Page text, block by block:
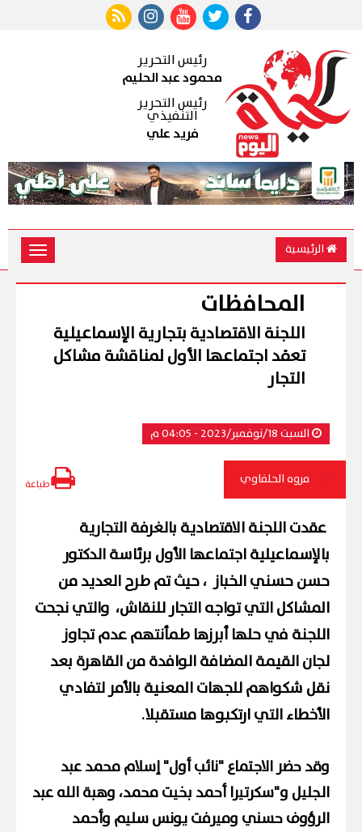
رئيس التحرير
محمود عبد الحليم
رئيس التحرير
التنفيذي
فريد علي
الرئيسية
Toggle
المحافظات
اللجنة الاقتصادية بتجارية الإسماعيلية
تعقد اجتماعها الأول لمناقشة مشاكل
التجار
السبت 18/نوفمبر/2023 - 04:05 م
مروه الحلفاوي طباعة
عقدت اللجنة الاقتصادية بالغرفة التجارية
بالإسماعيلية اجتماعها الأول برئاسة الدكتور
حسن حسني الخباز ، حيث تم طرح العديد من
المشاكل التي تواجه التجار للنقاش، والتي نجحت
اللجنة في حلها أبرزها طمأنتهم عدم تجاوز
لجان القيمة المضافة الوافدة من القاهرة بعد
نقل شكواهم للجهات المعنية بالأمر لتفادي
الأخطاء التي ارتكبوها مستقبلا.
وقد حضر الاجتماع "نائب أول" إسلام محمد عبد
الجليل و"سكرتيرا أحمد بخيت محمد، وهبة الله عبد
الرؤوف حسني وميرفت يونس سليم وأحمد